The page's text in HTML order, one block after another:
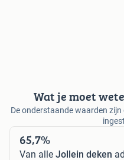
Wat je moet
De onderstaande waarden
65,7%
Van alle Jollein deken